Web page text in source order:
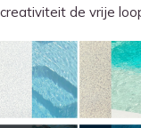
creativiteit de vrije